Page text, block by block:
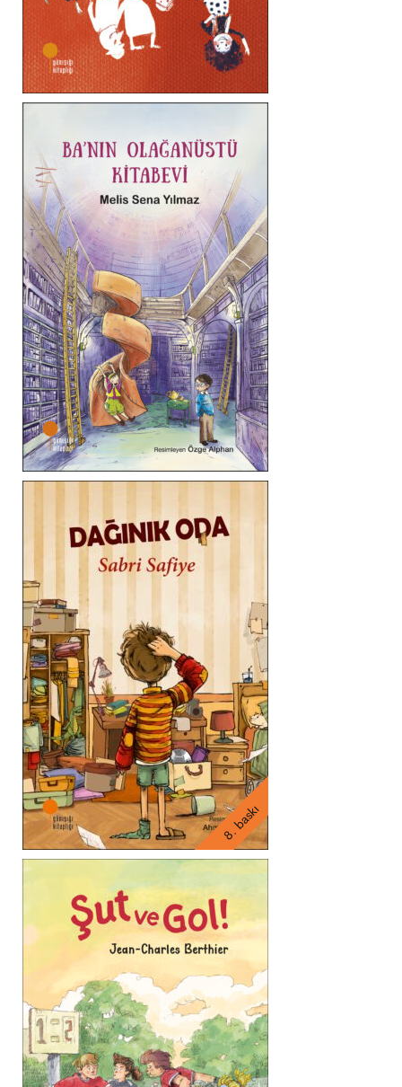
8. baskı